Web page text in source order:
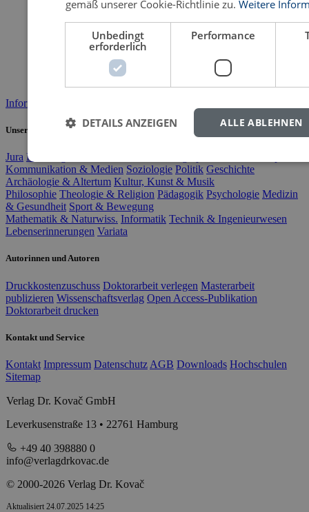
Informationen: Wir veröffentlichen Ihre wissenschaftliche Arbeit >>
Unsere Fachgebiete
Jura BWL
Kommunikation & Medien Soziologie Politik Geschichte
Archäologie & Altertum Kultur, Kunst & Musik
Philosophie Theologie & Religion Pädagogik Psychologie Medizin
& Gesundheit Sport & Bewegung
Mathematik & Naturwiss. Informatik Technik & Ingenieurwesen
Lebenserinnerungen Variata
Autorinnen und Autoren
Druckkostenzuschuss Doktorarbeit verlegen Masterarbeit
publizieren Wissenschaftsverlag Open Access-Publikation
Doktorarbeit drucken
Kontakt und Service
Kontakt Impressum Datenschutz AGB Downloads Hochschulen
Sitemap
Verlag Dr. Kovač GmbH
Leverkusenstraße 13 • 22761 Hamburg
+49 40 398880 0
info@verlagdrkovac.de
© 2000-2026 Verlag Dr. Kovač
Aktualisiert 24.07.2025 14:25
gemäß unserer Cookie-Richtlinie zu. Weitere
Unbedingt
erforderlich
Performance
ALLE ABLEHNEN
DETAILS ANZEIGEN